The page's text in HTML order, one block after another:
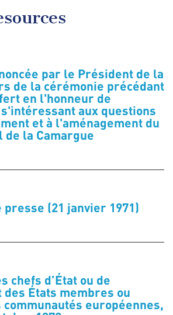
par le Président de la
de la cérémonie précédant
en l'honneur de
aux questions
et à l'aménagement du
de la Camargue
presse (21 janvier 1971)
chefs d’État ou de
États membres ou
européennes,